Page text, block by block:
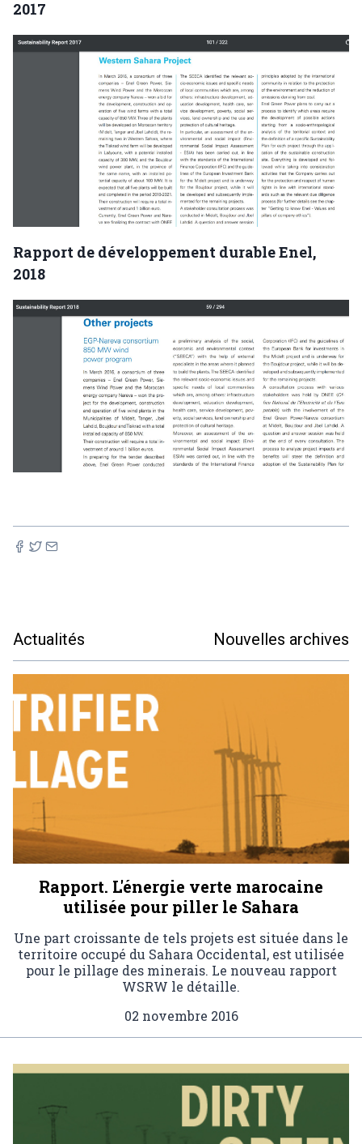
2017
Rapport de développement durable Enel,
2018
Actualités Nouvelles archives
Rapport. L'énergie verte marocaine
utilisée pour piller le Sahara
Une part croissante de tels projets est située dans le
territoire occupé du Sahara Occidental, est utilisée
pour le pillage des minerais. Le nouveau rapport
WSRW le détaille.
02 novembre 2016